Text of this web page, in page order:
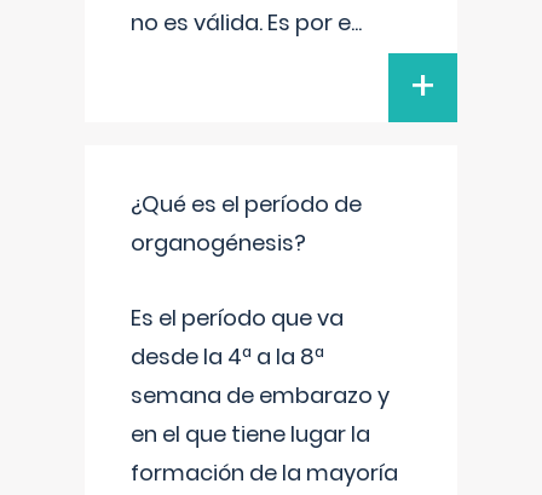
no es válida. Es por e...
+
¿Qué es el período de
organogénesis?
Es el período que va
desde la 4ª a la 8ª
semana de embarazo y
en el que tiene lugar la
formación de la mayoría